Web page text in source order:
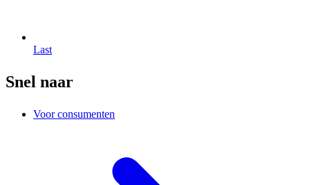
Last
Snel naar
Voor consumenten